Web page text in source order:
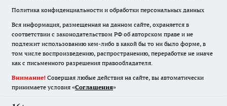
Политика конфиденциальности и обработки персональных данных
Вся информация, размещенная на данном сайте, охраняется в
соответствии с законодательством РФ об авторском праве и не
подлежит использованию кем-либо в какой бы то ни было форме, в
том числе воспроизведению, распространению, переработке не иначе
как с письменного разрешения правообладателя.
Внимание! Совершая любые действия на сайте, вы автоматически
принимаете условия «Cоглашения»